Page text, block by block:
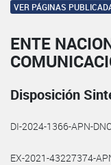
VER PÁGINAS
ENTE
Disposición
DI-2024-1366-APN-
EX-2021-43227374-